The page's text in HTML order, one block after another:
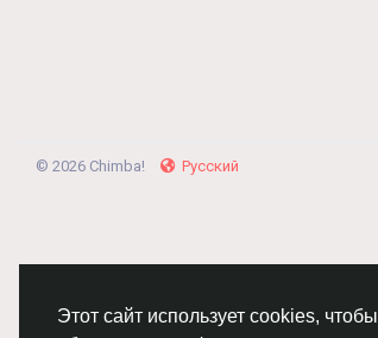
Этот сайт использует cookies, чтобы
© 2026 Chimba! Русский